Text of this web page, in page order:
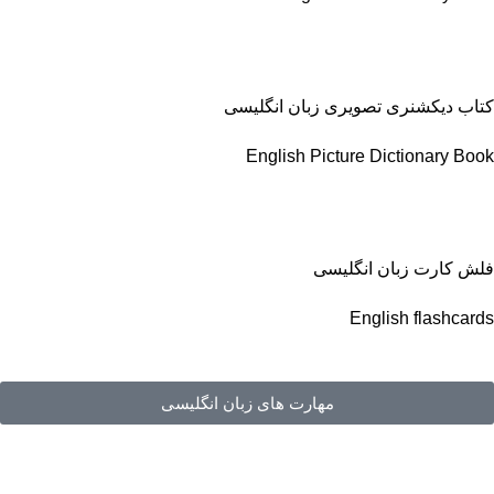
کتاب دیکشنری تصویری زبان انگلیسی
English Picture Dictionary Book
فلش کارت زبان انگلیسی
English flashcards
مهارت های زبان انگلیسی